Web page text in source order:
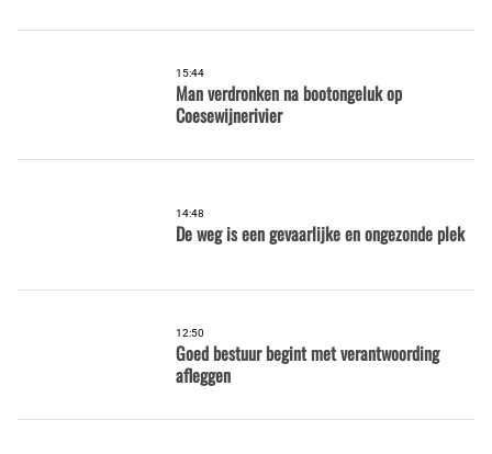
15:44
Man verdronken na bootongeluk op
Coesewijnerivier
14:48
De weg is een gevaarlijke en ongezonde plek
12:50
Goed bestuur begint met verantwoording
afleggen